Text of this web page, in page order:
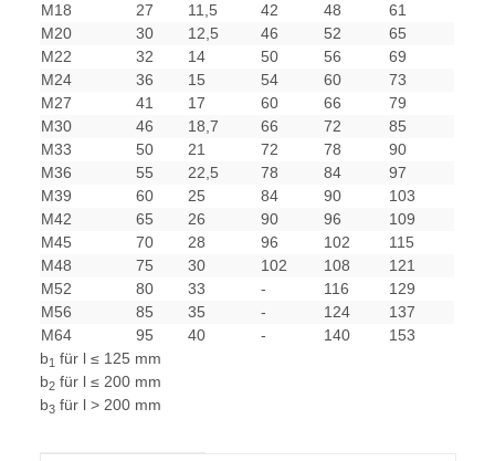
M18
27 11,5 42 48
61
M20
30 12,5 46 52
65
M22
32 14 50 56
69
M24
36 15 54 60
73
M27
41 17 60 66
79
M30
46 18,7 66 72
85
M33
50 21 72 78
90
M36
55 22,5 78 84
97
M39
60 25 84 90
103
M42
65 26 90 96
109
M45
70 28 96 102
115
M48
75 30 102 108
121
M52
80 33 - 116
129
M56
85 35 - 124
137
M64
95 40 - 140
153
b1 für l ≤ 125 mm
b2 für l ≤ 200 mm
b3 für l > 200 mm